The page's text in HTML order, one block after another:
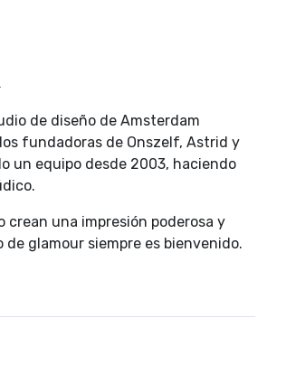
de diseño de Amsterdam
fundadoras de Onszelf, Astrid y
un equipo desde 2003, haciendo
crean una impresión poderosa y
glamour siempre es bienvenido.